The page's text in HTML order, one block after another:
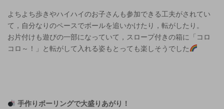
よちよち歩きやハイハイのお子さんも参加できる工夫がされてい
て，自分なりのペースでボールを追いかけたり，転がしたり。
お片付けも遊びの一部になっていて，スロープ付きの箱に「コロ
コロ～！」と転がして入れる姿もとっても楽しそうでした
手作りボーリングで大盛りあがり！